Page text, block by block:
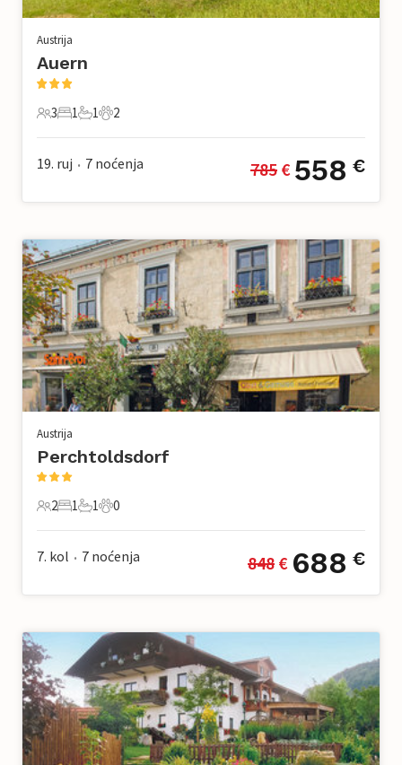
Austrija
Auern
3 Gosti
3
1 Spavaća soba
1
1 Kupaonica
1
2 Kućni ljubimac
2
19. ruj • 7 noćenja 785 € 558 €
Austrija
Perchtoldsdorf
2 Gosti
2
1 Spavaća soba
1
1 Kupaonica
1
0 Kućni ljubimac
0
7. kol • 7 noćenja 848 € 688 €